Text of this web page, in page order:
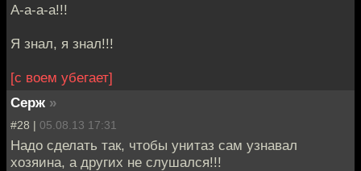
А-а-а-а!!!
Я знал, я знал!!!
[с воем убегает]
Серж »
#28 | 05.08.13 17:31
Надо сделать так, чтобы унитаз сам узнавал
хозяина, а других не слушался!!!